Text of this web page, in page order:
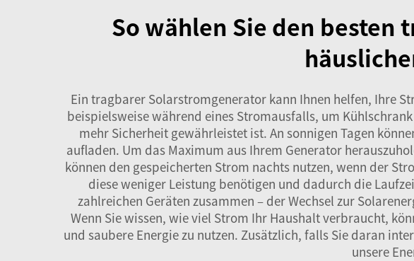
So wählen Sie den
Ein tragbarer Solarstromgenerator kann Ihnen helfen, Ihre
beispielsweise während eines Stromausfalls, um
mehr Sicherheit gewährleistet ist. An sonnigen Tagen
aufladen. Um das Maximum aus Ihrem Generator
können den gespeicherten Strom nachts nutzen, wenn der
diese weniger Leistung benötigen und dadurch die
zahlreichen Geräten zusammen – der Wechsel zur
Wenn Sie wissen, wie viel Strom Ihr Haushalt verbraucht,
und saubere Energie zu nutzen. Zusätzlich, falls Sie daran
unsere